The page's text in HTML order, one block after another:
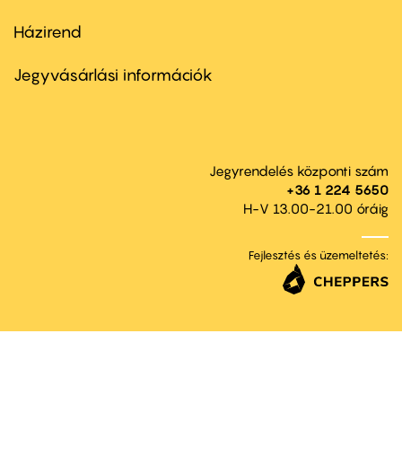
Footer
second
Házirend
Jegyvásárlási információk
Jegyrendelés központi szám
+36 1 224 5650
H-V 13.00-21.00 óráig
Fejlesztés és üzemeltetés: